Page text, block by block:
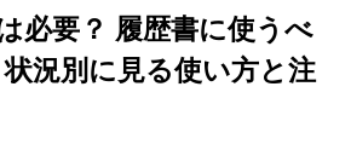
必要？ 履歴書に使うべ
況別に見る使い方と注